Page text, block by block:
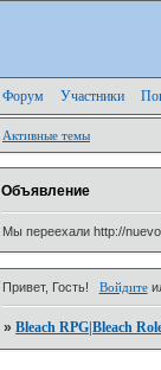
Форум Участники
Активные темы
Объявление
Мы переехали http://
Привет, Гость! Войдите
»Bleach RPG|Bleach